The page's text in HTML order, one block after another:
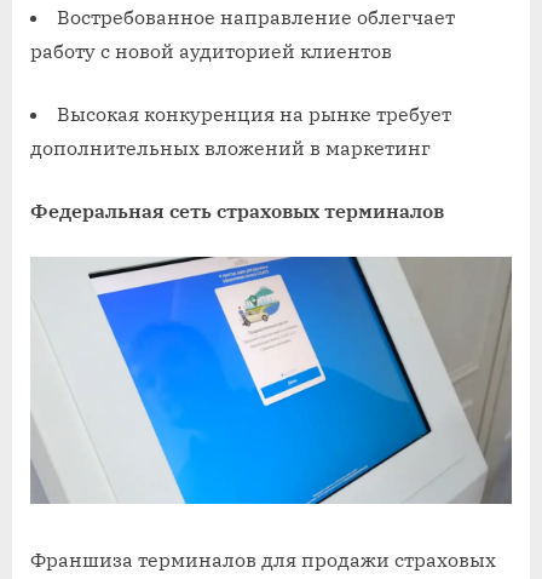
Востребованное направление облегчает
работу с новой аудиторией клиентов
Высокая конкуренция на рынке требует
дополнительных вложений в маркетинг
Федеральная сеть страховых терминалов
Франшиза терминалов для продажи страховых